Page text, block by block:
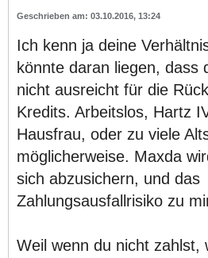
03.10.2016, 13:24
Ich kenn ja deine
könnte daran liegen, dass
nicht ausreicht für die
Kredits. Arbeitslos, Hartz
Hausfrau, oder zu viele
möglicherweise. Maxda
sich abzusichern, und das
Zahlungsausfallrisiko zu
Weil wenn du nicht zahlst,